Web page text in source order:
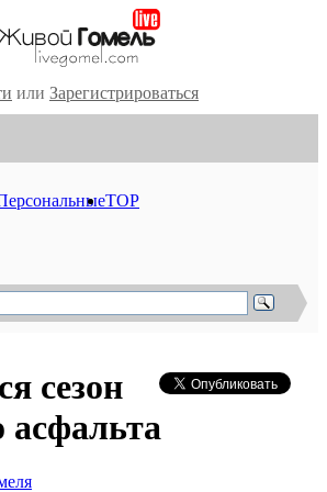
или Зарегистрироваться
TOP
сезон
асфальта